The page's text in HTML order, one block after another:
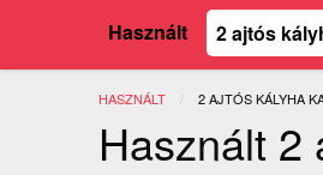
Használt
HASZNÁLT JELENLEGI:
2 AJTÓS KÁLYHA
Használt 2